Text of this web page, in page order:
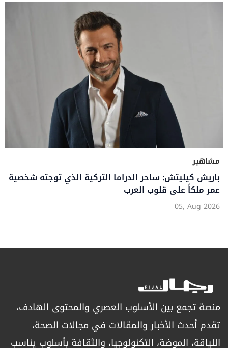
مشاهير
باريش كيليتش: ساحر الدراما التركية الذي توجته شخصية
عمر ملكاً على قلوب العرب
05, Aug 2026
منصة تجمع بين الأسلوب العصري والمحتوى الهادف،
تقدم أحدث الأخبار والمقالات في مجالات الصحة،
اللياقة، الموضة، التكنولوجيا، والثقافة بأسلوب يناسب